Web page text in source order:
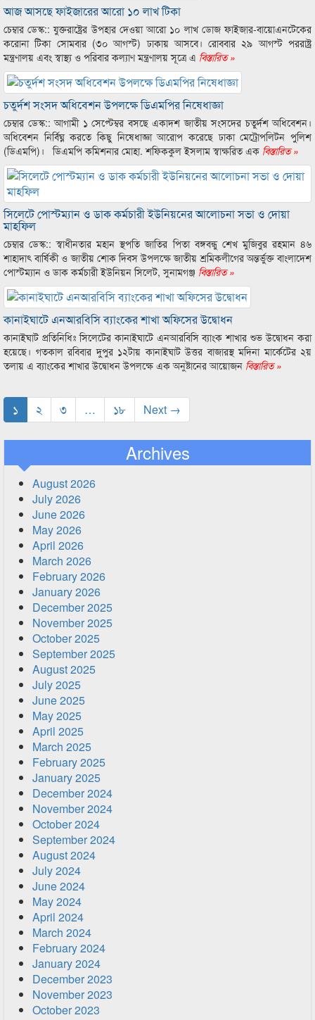
আজ আসছে ফাইজারের আরো ১০ লাখ টিকা
চেম্বার ডেস্ক:: যুক্তরাষ্ট্রের উপহার দেওয়া আরো ১০ লাখ ডোজ ফাইজার-বায়োএনটেকের
করোনা টিকা সোমবার (৩০ আগস্ট) ঢাকায় আসবে। রোববার ২৯ আগস্ট পররাষ্ট্র
মন্ত্রণালয় এবং স্বাস্থ্য ও পরিবার কল্যাণ মন্ত্রণালয় সূত্রে এ বিস্তারিত »
চতুর্দশ সংসদ অধিবেশন উপলক্ষে ডিএমপির নিষেধাজ্ঞা
চেম্বার ডেস্ক:: আগামী ১ সেপ্টেম্বর বসছে একাদশ জাতীয় সংসদের চতুর্দশ অধিবেশন।
অধিবেশন নির্বিঘ্ন করতে কিছু নিষেধাজ্ঞা আরোপ করেছে ঢাকা মেট্রোপলিটন পুলিশ
(ডিএমপি)। ডিএমপি কমিশনার মোহা. শফিককুল ইসলাম স্বাক্ষরিত এক বিস্তারিত »
সিলেটে পোস্টম্যান ও ডাক কর্মচারী ইউনিয়নের আলোচনা সভা ও দোয়া
মাহফিল
চেম্বার ডেস্ক:: স্বাধীনতার মহান স্থপতি জাতির পিতা বঙ্গবন্ধু শেখ মুজিবুর রহমান ৪৬
শাহাদাৎ বার্ষিকী ও জাতীয় শোক দিবস উপলক্ষে জাতীয় শ্রমিকলীগের অন্তর্ভুক্ত বাংলাদেশ
পোস্টম্যান ও ডাক কর্মচারী ইউনিয়ন সিলেট, সুনামগঞ্জ বিস্তারিত »
কানাইঘাটে এনআরবিসি ব্যাংকের শাখা অফিসের উদ্বোধন
কানাইঘাট প্রতিনিধিঃ সিলেটের কানাইঘাটে এনআরবিসি ব্যাংক শাখার শুভ উদ্বোধন করা
হয়েছে। গতকাল রবিবার দুপুর ১২টায় কানাইঘাট উত্তর বাজারস্থ মদিনা মার্কেটের ২য়
তলায় এ ব্যাংকের শাখার উদ্বোধন উপলক্ষে এক অনুষ্টানের আয়োজন বিস্তারিত »
১ ২ ৩ … ১৮ Next →
Archives
August 2026
July 2026
June 2026
May 2026
April 2026
March 2026
February 2026
January 2026
December 2025
November 2025
October 2025
September 2025
August 2025
July 2025
June 2025
May 2025
April 2025
March 2025
February 2025
January 2025
December 2024
November 2024
October 2024
September 2024
August 2024
July 2024
June 2024
May 2024
April 2024
March 2024
February 2024
January 2024
December 2023
November 2023
October 2023